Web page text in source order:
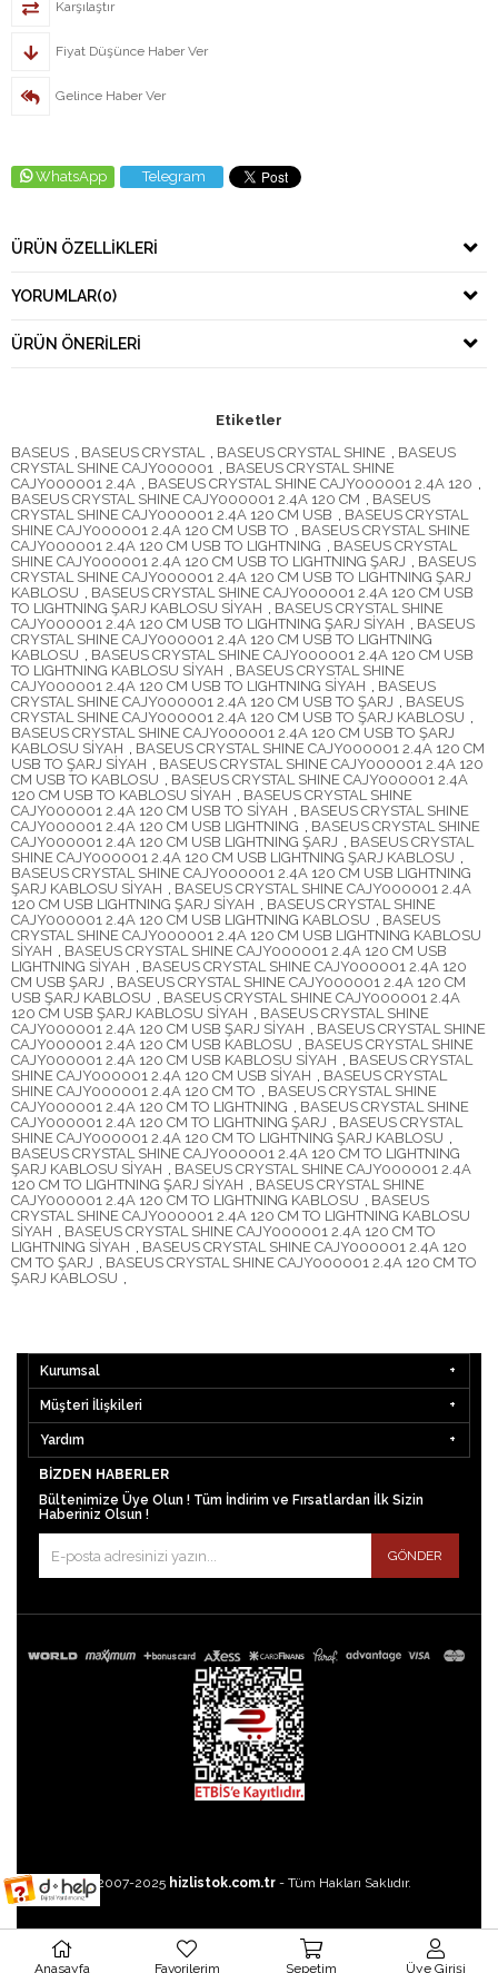
Karşılaştır
Fiyat Düşünce Haber Ver
Gelince Haber Ver
WhatsApp Telegram
ÜRÜN ÖZELLIKLERI
YORUMLAR(0)
ÜRÜN ÖNERILERI
Etiketler
BASEUS , BASEUS CRYSTAL , BASEUS CRYSTAL SHINE , BASEUS
CRYSTAL SHINE CAJY000001 , BASEUS CRYSTAL SHINE
CAJY000001 2.4A , BASEUS CRYSTAL SHINE CAJY000001 2.4A 120 ,
BASEUS CRYSTAL SHINE CAJY000001 2.4A 120 CM , BASEUS
CRYSTAL SHINE CAJY000001 2.4A 120 CM USB , BASEUS CRYSTAL
SHINE CAJY000001 2.4A 120 CM USB TO , BASEUS CRYSTAL SHINE
CAJY000001 2.4A 120 CM USB TO LIGHTNING , BASEUS CRYSTAL
SHINE CAJY000001 2.4A 120 CM USB TO LIGHTNING ŞARJ , BASEUS
CRYSTAL SHINE CAJY000001 2.4A 120 CM USB TO LIGHTNING ŞARJ
KABLOSU , BASEUS CRYSTAL SHINE CAJY000001 2.4A 120 CM USB
TO LIGHTNING ŞARJ KABLOSU SİYAH , BASEUS CRYSTAL SHINE
CAJY000001 2.4A 120 CM USB TO LIGHTNING ŞARJ SİYAH , BASEUS
CRYSTAL SHINE CAJY000001 2.4A 120 CM USB TO LIGHTNING
KABLOSU , BASEUS CRYSTAL SHINE CAJY000001 2.4A 120 CM USB
TO LIGHTNING KABLOSU SİYAH , BASEUS CRYSTAL SHINE
CAJY000001 2.4A 120 CM USB TO LIGHTNING SİYAH , BASEUS
CRYSTAL SHINE CAJY000001 2.4A 120 CM USB TO ŞARJ , BASEUS
CRYSTAL SHINE CAJY000001 2.4A 120 CM USB TO ŞARJ KABLOSU ,
BASEUS CRYSTAL SHINE CAJY000001 2.4A 120 CM USB TO ŞARJ
KABLOSU SİYAH , BASEUS CRYSTAL SHINE CAJY000001 2.4A 120 CM
USB TO ŞARJ SİYAH , BASEUS CRYSTAL SHINE CAJY000001 2.4A 120
CM USB TO KABLOSU , BASEUS CRYSTAL SHINE CAJY000001 2.4A
120 CM USB TO KABLOSU SİYAH , BASEUS CRYSTAL SHINE
CAJY000001 2.4A 120 CM USB TO SİYAH , BASEUS CRYSTAL SHINE
CAJY000001 2.4A 120 CM USB LIGHTNING , BASEUS CRYSTAL SHINE
CAJY000001 2.4A 120 CM USB LIGHTNING ŞARJ , BASEUS CRYSTAL
SHINE CAJY000001 2.4A 120 CM USB LIGHTNING ŞARJ KABLOSU ,
BASEUS CRYSTAL SHINE CAJY000001 2.4A 120 CM USB LIGHTNING
ŞARJ KABLOSU SİYAH , BASEUS CRYSTAL SHINE CAJY000001 2.4A
120 CM USB LIGHTNING ŞARJ SİYAH , BASEUS CRYSTAL SHINE
CAJY000001 2.4A 120 CM USB LIGHTNING KABLOSU , BASEUS
CRYSTAL SHINE CAJY000001 2.4A 120 CM USB LIGHTNING KABLOSU
SİYAH , BASEUS CRYSTAL SHINE CAJY000001 2.4A 120 CM USB
LIGHTNING SİYAH , BASEUS CRYSTAL SHINE CAJY000001 2.4A 120
CM USB ŞARJ , BASEUS CRYSTAL SHINE CAJY000001 2.4A 120 CM
USB ŞARJ KABLOSU , BASEUS CRYSTAL SHINE CAJY000001 2.4A
120 CM USB ŞARJ KABLOSU SİYAH , BASEUS CRYSTAL SHINE
CAJY000001 2.4A 120 CM USB ŞARJ SİYAH , BASEUS CRYSTAL SHINE
CAJY000001 2.4A 120 CM USB KABLOSU , BASEUS CRYSTAL SHINE
CAJY000001 2.4A 120 CM USB KABLOSU SİYAH , BASEUS CRYSTAL
SHINE CAJY000001 2.4A 120 CM USB SİYAH , BASEUS CRYSTAL
SHINE CAJY000001 2.4A 120 CM TO , BASEUS CRYSTAL SHINE
CAJY000001 2.4A 120 CM TO LIGHTNING , BASEUS CRYSTAL SHINE
CAJY000001 2.4A 120 CM TO LIGHTNING ŞARJ , BASEUS CRYSTAL
SHINE CAJY000001 2.4A 120 CM TO LIGHTNING ŞARJ KABLOSU ,
BASEUS CRYSTAL SHINE CAJY000001 2.4A 120 CM TO LIGHTNING
ŞARJ KABLOSU SİYAH , BASEUS CRYSTAL SHINE CAJY000001 2.4A
120 CM TO LIGHTNING ŞARJ SİYAH , BASEUS CRYSTAL SHINE
CAJY000001 2.4A 120 CM TO LIGHTNING KABLOSU , BASEUS
CRYSTAL SHINE CAJY000001 2.4A 120 CM TO LIGHTNING KABLOSU
SİYAH , BASEUS CRYSTAL SHINE CAJY000001 2.4A 120 CM TO
LIGHTNING SİYAH , BASEUS CRYSTAL SHINE CAJY000001 2.4A 120
CM TO ŞARJ , BASEUS CRYSTAL SHINE CAJY000001 2.4A 120 CM TO
ŞARJ KABLOSU ,
Kurumsal
Müşteri İlişkileri
Yardım
BIZDEN HABERLER
Bültenimize Üye Olun ! Tüm İndirim ve Fırsatlardan İlk Sizin
Haberiniz Olsun !
GÖNDER
©2007-2025 hizlistok.com.tr - Tüm Hakları Saklıdır.
Anasayfa Favorilerim Sepetim Üye Girişi